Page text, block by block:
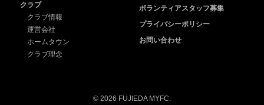
クラブ
クラブ情報
運営会社
ホームタウン
クラブ理念
ボランティアスタッフ募集
プライバシーポリシー
お問い合わせ
© 2026 FUJIEDA MYFC.